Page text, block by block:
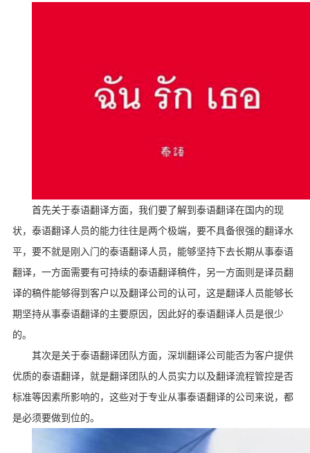
首先关于泰语翻译方面，我们要了解到泰语翻译在国内的现
状，泰语翻译人员的能力往往是两个极端，要不具备很强的翻译水
平，要不就是刚入门的泰语翻译人员，能够坚持下去长期从事泰语
翻译，一方面需要有可持续的泰语翻译稿件，另一方面则是译员翻
译的稿件能够得到客户以及翻译公司的认可，这是翻译人员能够长
期坚持从事泰语翻译的主要原因，因此好的泰语翻译人员是很少
的。
其次是关于泰语翻译团队方面，深圳翻译公司能否为客户提供
优质的泰语翻译，就是翻译团队的人员实力以及翻译流程管控是否
标准等因素所影响的，这些对于专业从事泰语翻译的公司来说，都
是必须要做到位的。